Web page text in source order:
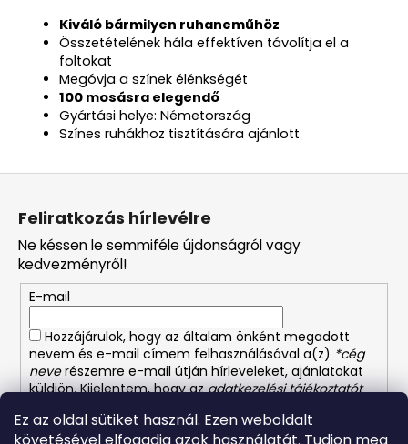
Ez az oldal sütiket használ. Ezen weboldalt
Kiváló bármilyen ruhaneműhöz
Összetételének hála effektíven távolítja el a
foltokat
Megóvja a színek élénkségét
100 mosásra elegendő
Gyártási helye: Németország
Színes ruhákhoz tisztítására ajánlott
Feliratkozás hírlevélre
Ne késsen le semmiféle újdonságról vagy
kedvezményről!
E-mail
Hozzájárulok, hogy az általam önként megadott
nevem és e-mail címem felhasználásával a(z) *cég
neverészemre e-mail útján hírleveleket, ajánlatokat
küldjön. Kijelentem, hogy azadatkezelési tájékoztatót
bármikor visszavonhatom.